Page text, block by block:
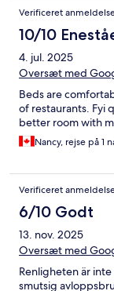
Verificeret
10/10
4. jul. 2025
Oversæt med
Beds are
of restaurants. Fyi
better room with
Nancy, rejse på 1
Verificeret
6/10 Godt
13. nov. 2025
Oversæt med
Renligheten är
smutsig